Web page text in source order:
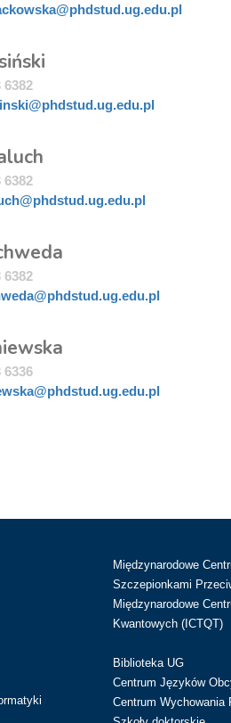
6382
6382
6382
6336
Międzynarodowe
Szczepionkami
Międzynarodowe
Kwantowych (ICTQT)
Biblioteka UG
Centrum Języków
Centrum Wychowania